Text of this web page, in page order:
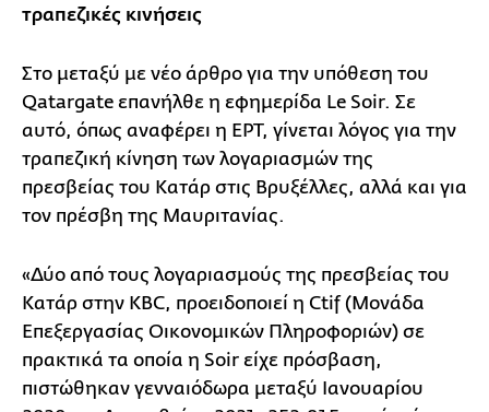
τραπεζικές κινήσεις
Στο μεταξύ με νέο άρθρο για την υπόθεση του
Qatargate επανήλθε η εφημερίδα Le Soir. Σε
αυτό, όπως αναφέρει η ΕΡΤ, γίνεται λόγος για την
τραπεζική κίνηση των λογαριασμών της
πρεσβείας του Κατάρ στις Βρυξέλλες, αλλά και για
τον πρέσβη της Μαυριτανίας.
«Δύο από τους λογαριασμούς της πρεσβείας του
Κατάρ στην KBC, προειδοποιεί η Ctif (Μονάδα
Επεξεργασίας Οικονομικών Πληροφοριών) σε
πρακτικά τα οποία η Soir είχε πρόσβαση,
πιστώθηκαν γενναιόδωρα μεταξύ Ιανουαρίου